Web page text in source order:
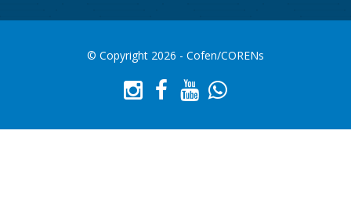
© Copyright 2026 - Cofen/CORENs